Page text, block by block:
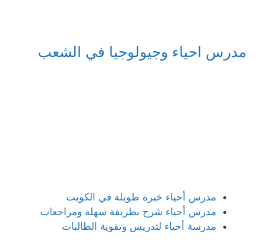
مدرس احياء وجيولوجيا في الشعب
مدرس أحياء خبرة طويلة في الكويت
مدرس أحياء شرح بطريقة سهلة ومراجعات
مدرسة أحياء لتدريس وتقوية الطالبات